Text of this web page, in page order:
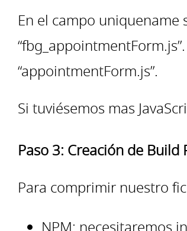
En el campo
“appointmentForm.js”.
Si tuviésemos mas
Paso 3: Creación de Build
Para comprimir nuestro